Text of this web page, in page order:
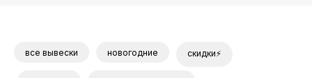
все вывески новогодние скидки⚡